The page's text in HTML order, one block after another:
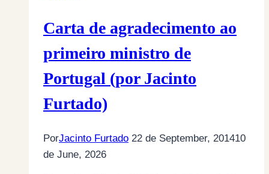
Sal*)
Carta de agradecimento ao
primeiro ministro de
Portugal (por Jacinto
Furtado)
PorJacinto Furtado 22 de September, 201410
de June, 2026